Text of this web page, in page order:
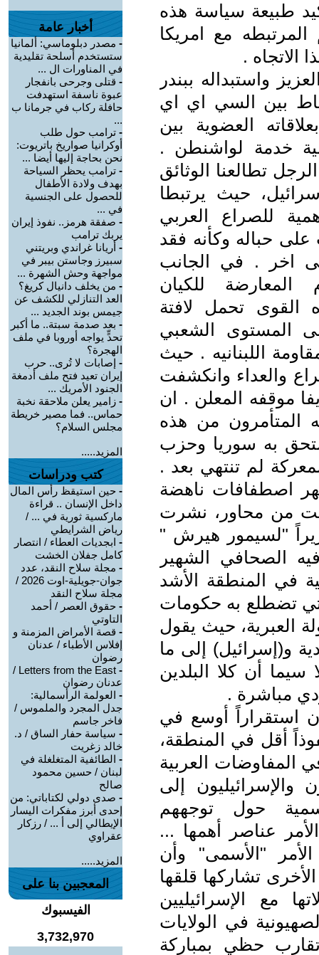
طبيعة سياسة هذه
المرتبطه مع امريكا
الاتجاه .
واستبداله ببندر
بين السي اي اي
العضوية بين
خدمة لواشنطن .
تطالعنا الوثائق
حيث يرتبطا
للصراع العربي
على حباله وكأنه فقد
اخر . في الجانب
للكيان
تحمل لافتة
المستوى الشعبي
اللبنانيه . حيث
والعداء وانكشفت
موقفه المعلن . ان
المتأمرون من هذه
به سوريا وحزب
لم تنتهي بعد .
اصطفافات ناهضة
من محاور، نشرت
في 5/3/2007م، تقريراً "لسيمور هيرش "
الصحافي الشهير
في المنطقة الأشد
تضطلع به حكومات
العبرية، حيث يقول
و(إسرائيل) إلى ما
سيما أن كلا البلدين
مباشرة .
استقراراً أوسع في
أقل في المنطقة،
المفاوضات العربية
والإسرائيليون إلى
حول توجههم
عناصر أهمها ...
"الأسمى" وأن
تشاركها قلقها
مع الإسرائيليين
في الولايات
حظي بمباركة
أخبار عامة
- مصدر دبلوماسي: ألمانيا
ستستخدم أسلحة تقليدية
في المناورات ال ...
- قتلى وجرحى بانفجار
عبوة ناسفة استهدفت
حافلة ركاب في جرمانا ب
...
- ترامب حول طلب
أوكرانيا صواريخ باتريوت:
نحن بحاجة إليها أيضا ...
- ترامب يحظر السياحة
بهدف ولادة الأطفال
للحصول على الجنسية
في ...
- صفقة هرمز.. نفوذ إيران
يربك ترامب
- أريانا غراندي وبريتني
سبيرز وجاستن بيبر في
مواجهة وحش الشهرة ...
- من يخلف دانيال كريغ؟
العد التنازلي للكشف عن
جيمس بوند الجديد ...
- بعد صدمة سبتة.. ما أكبر
تحدٍّ يواجه أوروبا في ملف
الهجرة؟
- إصابات لا تُرى.. حرب
إيران تعيد فتح ملف أدمغة
الجنود الأمريك ...
- زامير يعلن ملاحقة نخبة
حماس.. فما مصير خريطة
مجلس السلام؟
المزيد.....
كتب ودراسات
- حين استيقظ رأس المال
داخل الإنسان .. قراءة
ماركسية ثورية في ... /
رياض الشرايطي
- ابجديات العطاء / انتصار
كامل جفلان الخشت
- مجلة سلاح النقد، عدد
جوان-جويلية-اوت 2026 /
مجلة سلاح النقد
- حقوق العصر / أحمد
التاوتي
- قصة الأمراض المزمنة و
إفلاس الأطباء / عدنان
رضوان
-
Letters from the East /
عدنان رضوان
- العولمة الرأسمالية:
جدل المجرد والملموس /
فاخر جاسم
- سياسة حفار الساق / د.
خالد زغريت
- الطائفية المتغلغلة في
لبنان / حسين محمود
صالح
- صدى دولي لكتاباتي: من
إحدى أبرز مفكرات اليسار
الإيطالي إلى أ ... / رزكار
عقراوي
المزيد.....
المعجبين بنا على
الفيسبوك
3,732,970